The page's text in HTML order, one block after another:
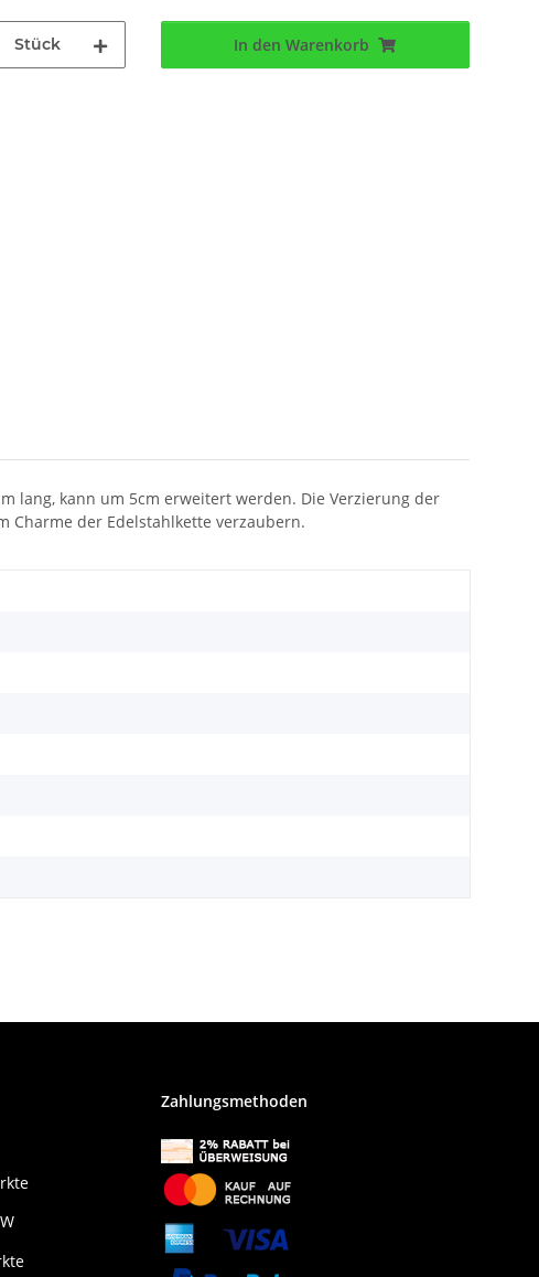
Stück In den Warenkorb
lang, kann um 5cm erweitert werden. Die Verzierung der
Charme der Edelstahlkette verzaubern.
Zahlungsmethoden